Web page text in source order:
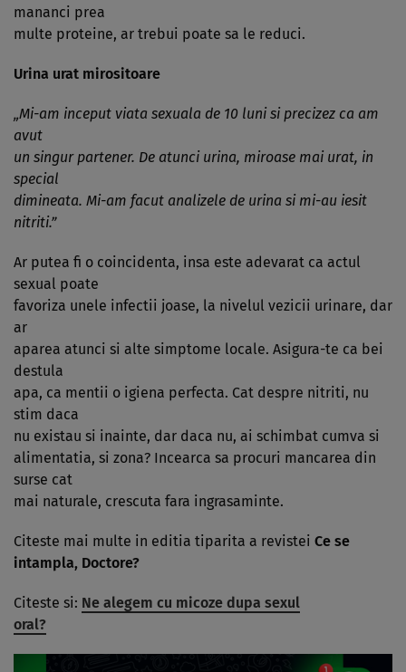
mananci prea
multe proteine, ar trebui poate sa le reduci.
Urina urat mirositoare
„Mi-am inceput viata sexuala de 10 luni si precizez ca am
avut
un singur partener. De atunci urina, miroase mai urat, in
special
dimineata. Mi-am facut analizele de urina si mi-au iesit
nitriti.”
Ar putea fi o coincidenta, insa este adevarat ca actul
sexual poate
favoriza unele infectii joase, la nivelul vezicii urinare, dar
ar
aparea atunci si alte simptome locale. Asigura-te ca bei
destula
apa, ca mentii o igiena perfecta. Cat despre nitriti, nu
stim daca
nu existau si inainte, dar daca nu, ai schimbat cumva si
alimentatia, si zona? Incearca sa procuri mancarea din
surse cat
mai naturale, crescuta fara ingrasaminte.
Citeste mai multe in editia tiparita a revistei Ce se
intampla, Doctore?
Citeste si: Ne alegem cu micoze dupa sexul
oral?